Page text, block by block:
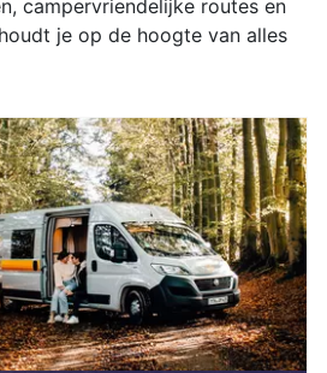
campervriendelijke routes en
je op de hoogte van alles